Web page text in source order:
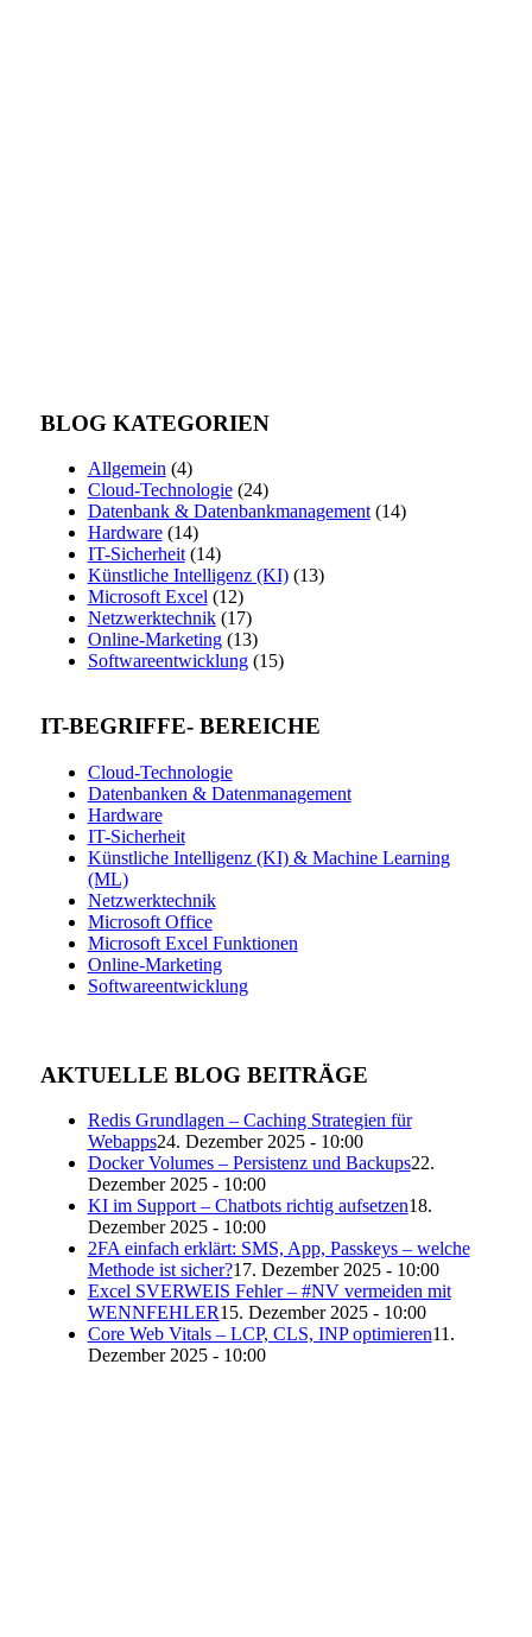
BLOG KATEGORIEN
Allgemein (4)
Cloud-Technologie(24)
Datenbank & Datenbankmanagement(14)
Hardware(14)
IT-Sicherheit(14)
Künstliche Intelligenz (KI)(13)
Microsoft Excel (12)
Netzwerktechnik(17)
Online-Marketing(13)
Softwareentwicklung(15)
IT-BEGRIFFE- BEREICHE
Cloud-Technologie
Datenbanken & Datenmanagement
Hardware
IT-Sicherheit
Künstliche Intelligenz (KI) & Machine Learning
(ML)
Netzwerktechnik
Microsoft Office
Microsoft Excel Funktionen
Online-Marketing
Softwareentwicklung
AKTUELLE BLOG BEITRÄGE
Redis Grundlagen – Caching Strategien für
Webapps24. Dezember 2025 - 10:00
Docker Volumes – Persistenz und Backups22.
Dezember 2025 - 10:00
KI im Support – Chatbots richtig aufsetzen18.
Dezember 2025 - 10:00
2FA einfach erklärt: SMS, App, Passkeys – welche
Methode ist sicher?17. Dezember 2025 - 10:00
Excel SVERWEIS Fehler – #NV vermeiden mit
WENNFEHLER15. Dezember 2025 - 10:00
Core Web Vitals – LCP, CLS, INP optimieren11.
Dezember 2025 - 10:00